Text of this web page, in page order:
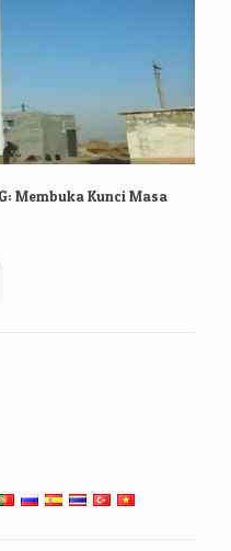
Membuka Kunci Masa